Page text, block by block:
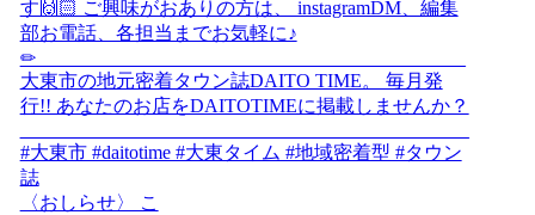
〈おしらせ〉 こ